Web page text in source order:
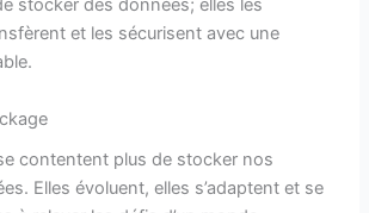
stocker des données; elles les
et les sécurisent avec une
contentent plus de stocker nos
Elles évoluent, elles s’adaptent et se